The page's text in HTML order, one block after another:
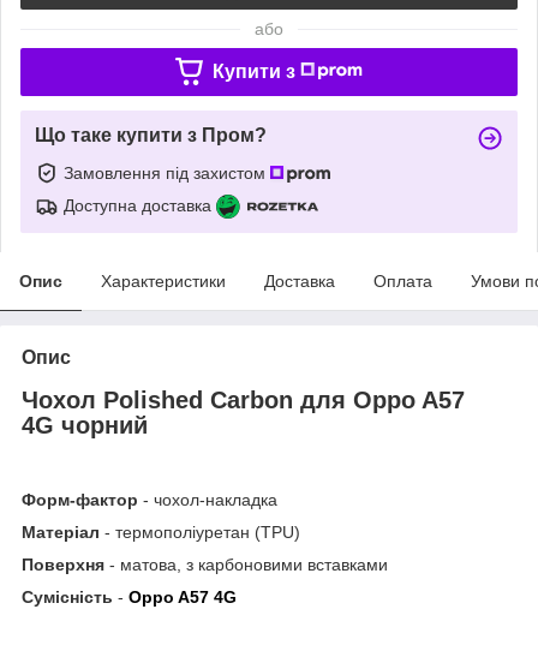
або
Купити з
Що таке купити з Пром?
Замовлення під захистом
Доступна доставка
Опис Характеристики Доставка Оплата Умови
Опис
Чохол Polished Carbon для Oppo A57
4G чорний
Форм-фактор - чохол-накладка
Матеріал - термополіуретан (TPU)
Поверхня - матова, з карбоновими вставками
Сумісність - Oppo A57 4G